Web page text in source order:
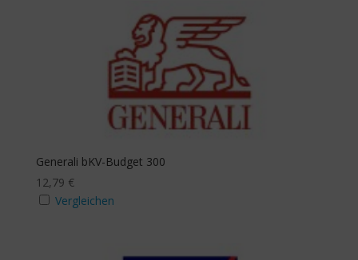
Generali bKV-Budget 300
12,79 €
Vergleichen